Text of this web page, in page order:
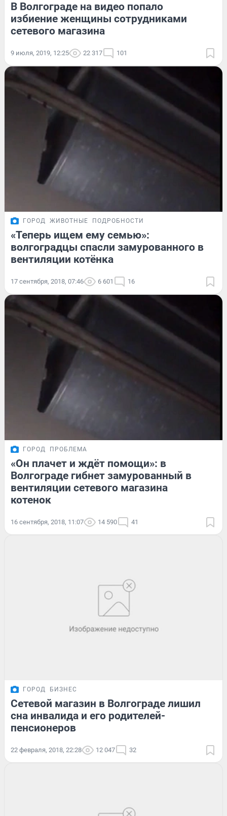
В Волгограде на видео попало
избиение женщины сотрудниками
сетевого магазина
9 июля, 2019, 12:25 22 317 101
ГОРОД ЖИВОТНЫЕ ПОДРОБНОСТИ
«Теперь ищем ему семью»:
волгоградцы спасли замурованного в
вентиляции котёнка
17 сентября, 2018, 07:46 6 601 16
ГОРОД ПРОБЛЕМА
«Он плачет и ждёт помощи»: в
Волгограде гибнет замурованный в
вентиляции сетевого магазина
котенок
16 сентября, 2018, 11:07 14 590 41
ГОРОД БИЗНЕС
Сетевой магазин в Волгограде лишил
сна инвалида и его родителей-
пенсионеров
22 февраля, 2018, 22:28 12 047 32